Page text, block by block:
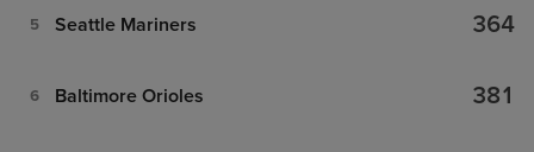
5 Seattle Mariners 364
6 Baltimore Orioles 381